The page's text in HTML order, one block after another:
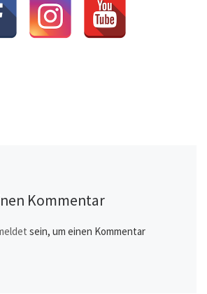
Kommentar
sein, um einen Kommentar